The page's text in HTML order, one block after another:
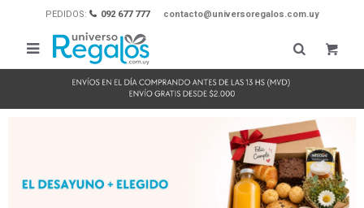
PEDIDOS: 092 677 777 contacto@universoregalos.com.uy
